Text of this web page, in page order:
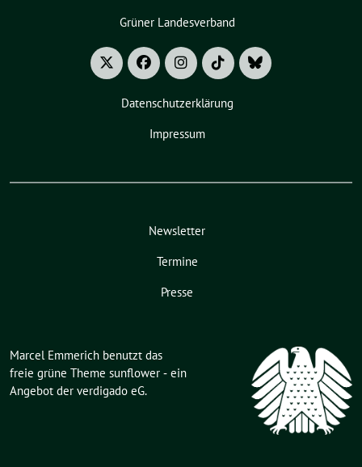
Grüner Landesverband
Datenschutzerklärung
Impressum
Newsletter
Termine
Presse
Marcel Emmerich benutzt das
freie grüne Theme sunflower ‐ ein
Angebot der verdigado eG.